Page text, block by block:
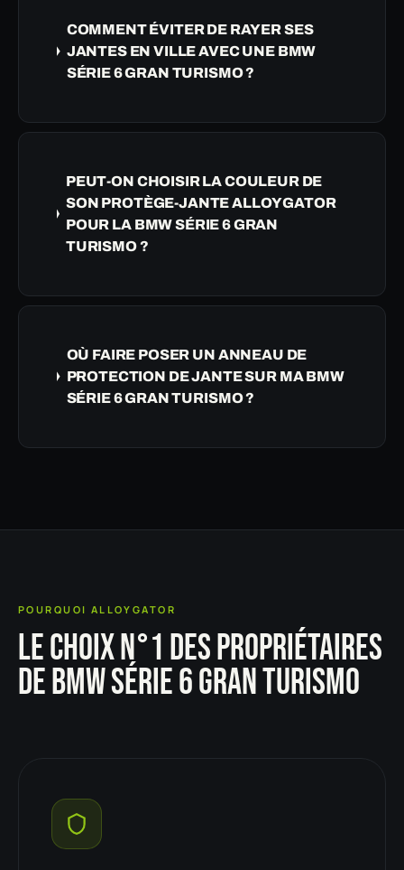
COMMENT ÉVITER DE RAYER SES
JANTES EN VILLE AVEC UNE BMW
SÉRIE 6 GRAN TURISMO ?
PEUT-ON CHOISIR LA COULEUR DE
SON PROTÈGE-JANTE ALLOYGATOR
POUR LA BMW SÉRIE 6 GRAN
TURISMO ?
OÙ FAIRE POSER UN ANNEAU DE
PROTECTION DE JANTE SUR MA BMW
SÉRIE 6 GRAN TURISMO ?
POURQUOI ALLOYGATOR
LE CHOIX N°1 DES PROPRIÉTAIRES
DE BMW SÉRIE 6 GRAN TURISMO